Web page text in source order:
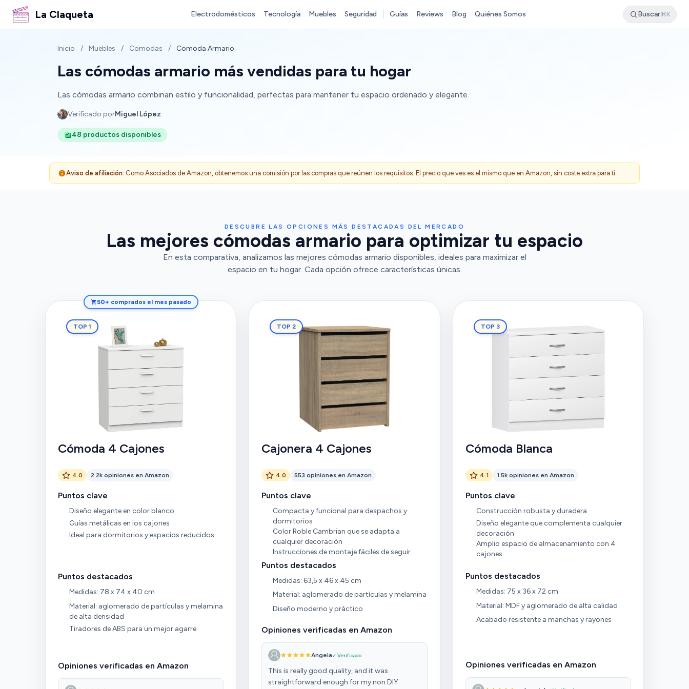
La Claqueta Electrodomésticos Tecnología Muebles Seguridad Guías Reviews Blog Quiénes Somos Buscar⌘K
Inicio / Muebles / Comodas / Comoda Armario
Las cómodas armario más vendidas para tu hogar
Las cómodas armario combinan estilo y funcionalidad, perfectas para mantener tu espacio ordenado y elegante.
Verificado porMiguel López
48 productos disponibles
Aviso de afiliación: Como Asociados de Amazon, obtenemos una comisión por las compras que reúnen los requisitos. El precio que ves es el mismo que en Amazon, sin coste extra para ti.
DESCUBRE LAS OPCIONES MÁS DESTACADAS DEL MERCADO
Las mejores cómodas armario para optimizar tu espacio
En esta comparativa, analizamos las mejores cómodas armario disponibles, ideales para maximizar el
espacio en tu hogar. Cada opción ofrece características únicas.
50+ comprados el mes pasado
TOP 1
Cómoda 4 Cajones
4.0 2.2k opiniones en Amazon
Puntos clave
Diseño elegante en color blanco
Guías metálicas en los cajones
Ideal para dormitorios y espacios reducidos
Puntos destacados
Medidas: 78 x 74 x 40 cm
Material: aglomerado de partículas y melamina
de alta densidad
Tiradores de ABS para un mejor agarre
Opiniones verificadas en Amazon
TOP 2
Cajonera 4 Cajones
4.0 553 opiniones en Amazon
Puntos clave
Compacta y funcional para despachos y
dormitorios
Color Roble Cambrian que se adapta a
cualquier decoración
Instrucciones de montaje fáciles de seguir
Puntos destacados
Medidas: 63,5 x 46 x 45 cm
Material: aglomerado de partículas y melamina
Diseño moderno y práctico
Opiniones verificadas en Amazon
Angela✓ Verificado
This is really good quality, and it was
straightforward enough for my non DIY
TOP 3
Cómoda Blanca
4.1 1.5k opiniones en Amazon
Puntos clave
Construcción robusta y duradera
Diseño elegante que complementa cualquier
decoración
Amplio espacio de almacenamiento con 4
cajones
Puntos destacados
Medidas: 75 x 36 x 72 cm
Material: MDF y aglomerado de alta calidad
Acabado resistente a manchas y rayones
Opiniones verificadas en Amazon